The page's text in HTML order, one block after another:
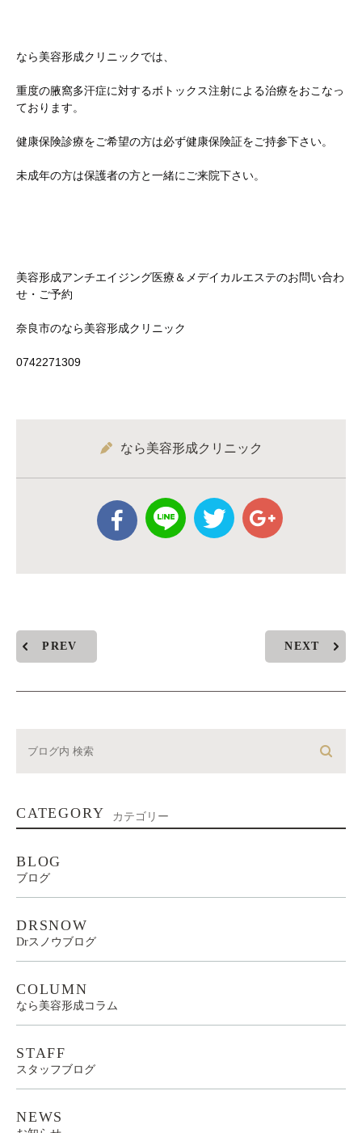
なら美容形成クリニックでは、
重度の腋窩多汗症に対するボトックス注射による治療をおこなっ
ております。
健康保険診療をご希望の方は必ず健康保険証をご持参下さい。
未成年の方は保護者の方と一緒にご来院下さい。
美容形成アンチエイジング医療＆メデイカルエステのお問い合わ
せ・ご予約
奈良市のなら美容形成クリニック
0742271309
なら美容形成クリニック
PREV NEXT
CATEGORY カテゴリー
BLOG
ブログ
DRSNOW
Drスノウブログ
COLUMN
なら美容形成コラム
STAFF
スタッフブログ
NEWS